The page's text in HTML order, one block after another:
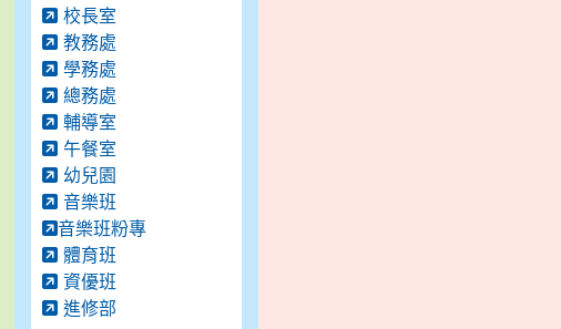
校長室
教務處
學務處
總務處
輔導室
午餐室
幼兒園
音樂班
音樂班粉專
體育班
資優班
進修部